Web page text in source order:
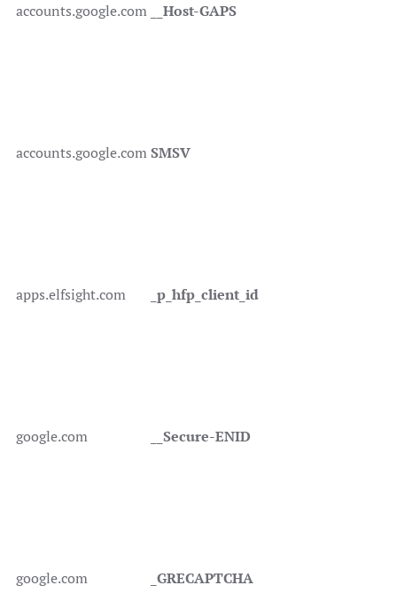
accounts.google.com __Host-GAPS
accounts.google.comSMSV
apps.elfsight.com _p_hfp_client_id
google.com __Secure-ENID
google.com _GRECAPTCHA